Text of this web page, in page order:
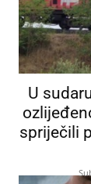
U
spriječili